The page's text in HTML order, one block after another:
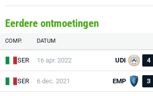
Eerdere ontmoetingen
COMP. DATUM
SER 16 apr. 2022 UDI 4
SER 6 dec. 2021 EMP 3